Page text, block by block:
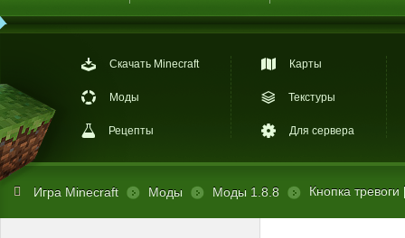
Скачать Minecraft
Моды
Рецепты
Карты
Текстуры
Для сервера
Игра Minecraft Моды Моды 1.8.8 Кнопка тревоги